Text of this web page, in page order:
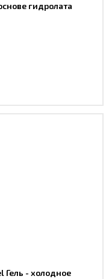
гидролата
Гель - холодное